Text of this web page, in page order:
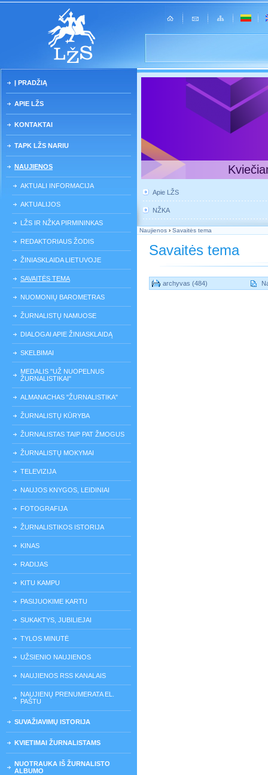
Į PRADŽIĄ
APIE LŽS
KONTAKTAI
TAPK LŽS NARIU
NAUJIENOS
AKTUALI INFORMACIJA
AKTUALIJOS
LŽS IR NŽKA PIRMININKAS
REDAKTORIAUS ŽODIS
ŽINIASKLAIDA LIETUVOJE
SAVAITĖS TEMA
NUOMONIŲ BAROMETRAS
ŽURNALISTŲ NAMUOSE
DIALOGAI APIE ŽINIASKLAIDĄ
SKELBIMAI
MEDALIS "UŽ NUOPELNUS
ŽURNALISTIKAI"
ALMANACHAS "ŽURNALISTIKA"
ŽURNALISTŲ KŪRYBA
ŽURNALISTAS TAIP PAT ŽMOGUS
ŽURNALISTŲ MOKYMAI
TELEVIZIJA
NAUJOS KNYGOS, LEIDINIAI
FOTOGRAFIJA
ŽURNALISTIKOS ISTORIJA
KINAS
RADIJAS
KITU KAMPU
PASIJUOKIME KARTU
SUKAKTYS, JUBILIEJAI
TYLOS MINUTĖ
UŽSIENIO NAUJIENOS
NAUJIENOS RSS KANALAIS
NAUJIENŲ PRENUMERATA EL.
PAŠTU
SUVAŽIAVIMŲ ISTORIJA
KVIETIMAI ŽURNALISTAMS
NUOTRAUKA IŠ ŽURNALISTO
ALBUMO
Apie LŽS
NŽKA
Naujienos › Savaitės tema
Savaitės tema
archyvas (484)